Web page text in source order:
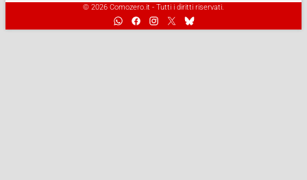
© 2026 Comozero.it - Tutti i diritti riservati.